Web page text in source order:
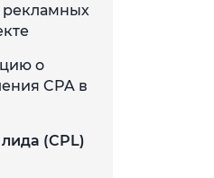
рекламных
о
CPA в
(CPL)